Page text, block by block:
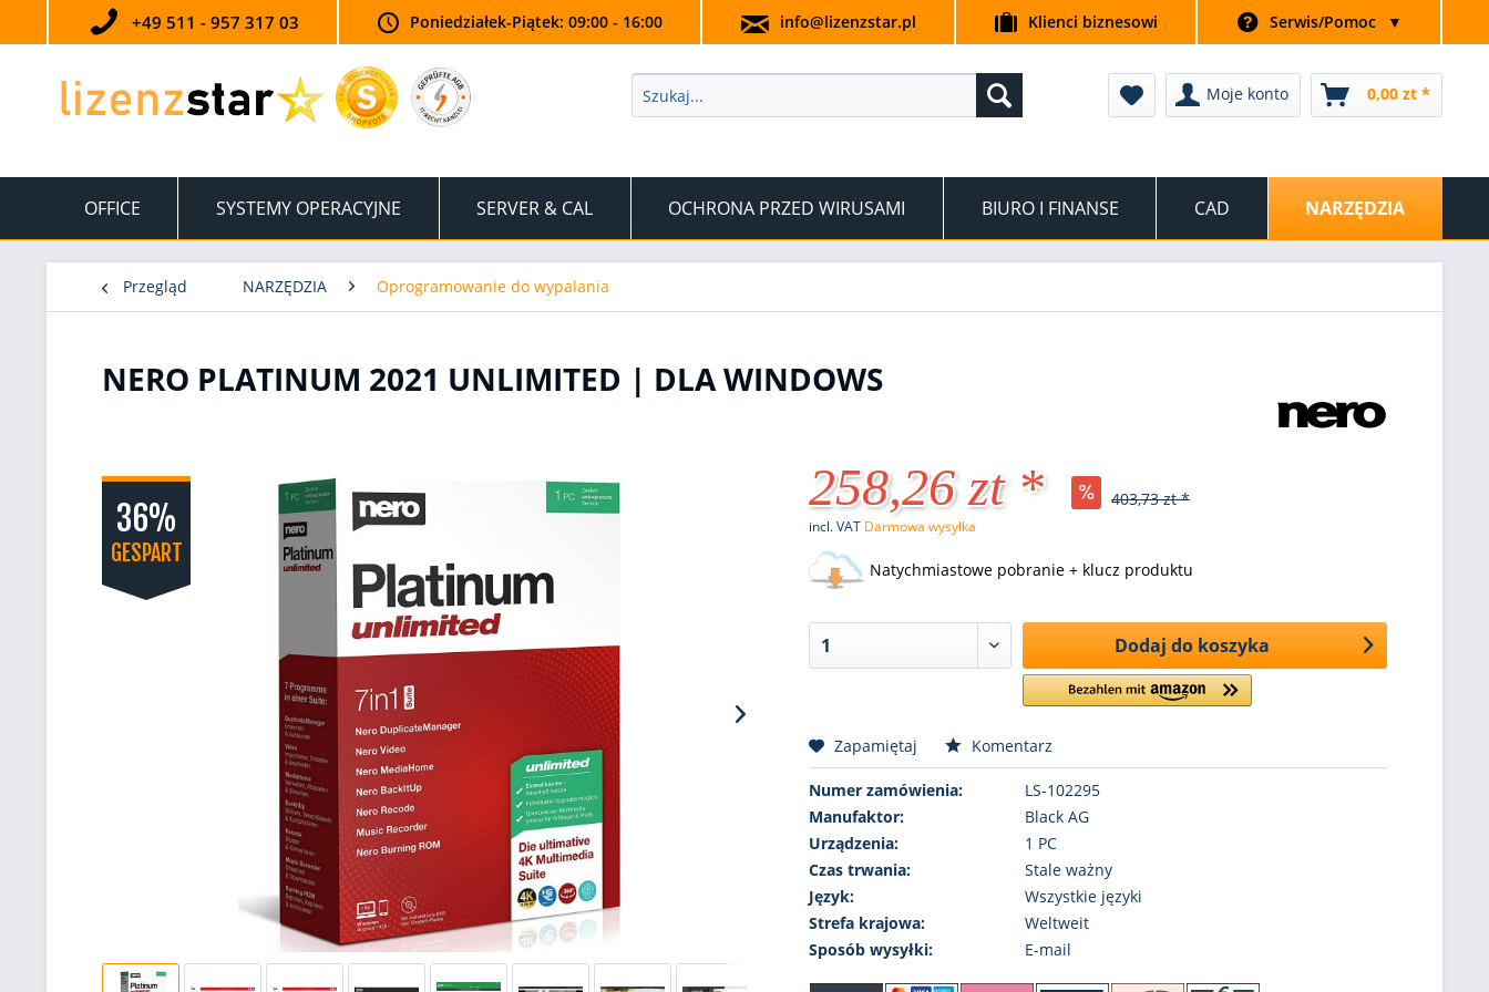
+49 511 - 957 317 03 Poniedziałek-Piątek: 09:00 - 16:00 info@lizenzstar.pl Klienci biznesowi Serwis/Pomoc ▼
Moje konto 0,00 zt *
OFFICE SYSTEMY OPERACYJNE SERVER & CAL OCHRONA PRZED WIRUSAMI BIURO I FINANSE CAD NARZĘDZIA
Przegląd NARZĘDZIA Oprogramowanie do wypalania
NERO PLATINUM 2021 UNLIMITED | DLA WINDOWS
36%
GESPART
258,26 zt * 403,73 zt *
incl. VAT Darmowa wysyłka
Natychmiastowe pobranie + klucz produktu
Dodaj do koszyka
Zapamiętaj Komentarz
Numer zamówienia:
LS-102295
Manufaktor:
Black AG
Urządzenia:
1 PC
Czas trwania:
Stale ważny
Język:
Wszystkie języki
Strefa krajowa:
Weltweit
Sposób wysyłki:
E-mail